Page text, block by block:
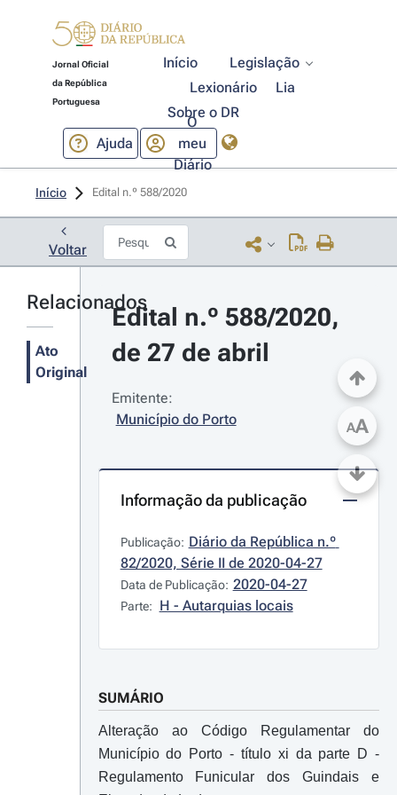
Jornal Oficial
da República
Portuguesa
Início
Legislação
Lexionário
Lia
Sobre o DR
Ajuda
O
meu
Diário
Início Edital n.º 588/2020
Voltar
Relacionados
Ato
Original
Edital n.º 588/2020,
de 27 de abril
Emitente:
Município do Porto
Informação da publicação
Publicação: Diário da República n.º
82/2020, Série II de 2020-04-27
Data de Publicação: 2020-04-27
Parte: H - Autarquias locais
SUMÁRIO
Alteração ao Código Regulamentar do
Município do Porto - título xi da parte D -
Regulamento Funicular dos Guindais e
AA